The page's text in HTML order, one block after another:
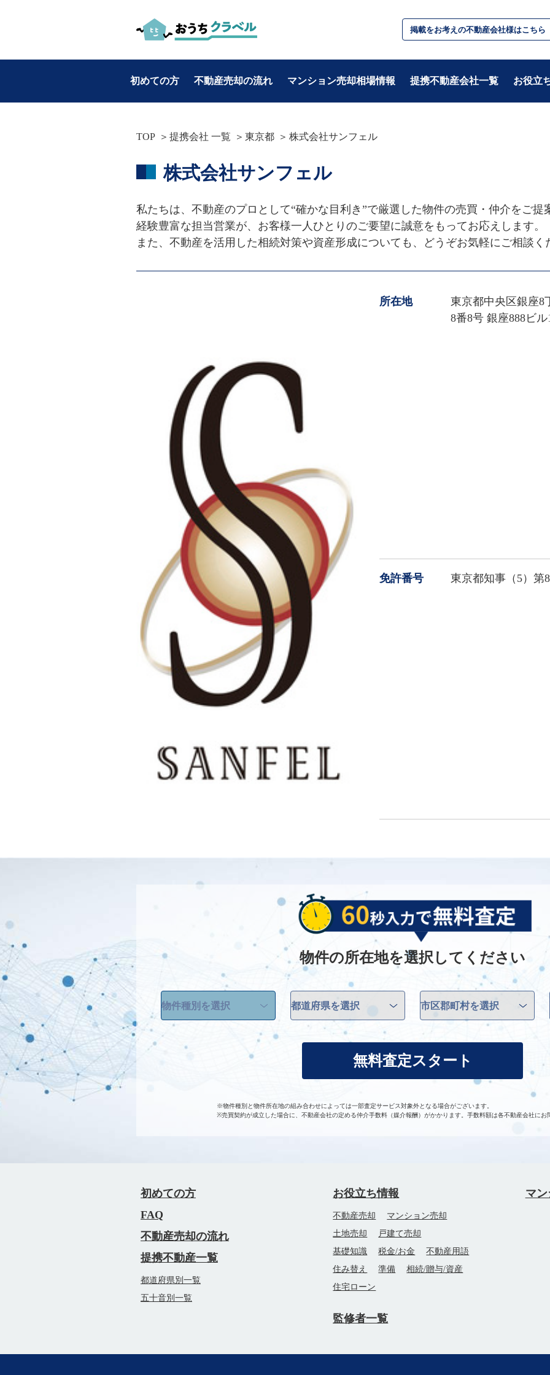
掲載をお考えの不動産会社様はこちら
初めての方 不動産売却の流れ マンション売却相場情報 提携不動産会社一覧 お役立
・不動産売却
・土地売却
・戸建て売却
・基礎知識
・住宅ローン
TOP 提携会社 一覧 東京都 株式会社サンフェル
株式会社サンフェル
私たちは、不動産のプロとして“確かな目利き”で厳選した物件の売買・仲介をご提
経験豊富な担当営業が、お客様一人ひとりのご要望に誠意をもってお応えします。
また、不動産を活用した相続対策や資産形成についても、どうぞお気軽にご相談く
所在地
東京都中央区銀座8
8番8号 銀座888ビル
免許番号 東京都知事（5）第
物件の所在地を選択してください
無料査定スタート
※物件種別と物件所在地の組み合わせによっては一部査定サービス対象外となる場合がございます。
※売買契約が成立した場合に、不動産会社の定める仲介手数料（媒介報酬）がかかります。手数料額は各不動産会社にお
初めての方
FAQ
不動産売却の流れ
提携不動産一覧
都道府県別一覧
五十音別一覧
お役立ち情報
不動産売却
マンション売却
土地売却
戸建て売却
基礎知識
税金/お金
不動産用語
住み替え
準備
相続/贈与/資産
住宅ローン
監修者一覧
マ